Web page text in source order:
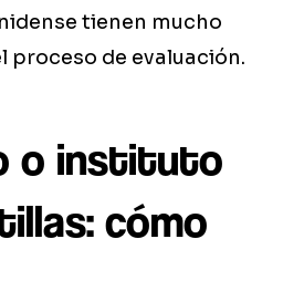
tienen mucho
proceso de evaluación.
o instituto
cómo